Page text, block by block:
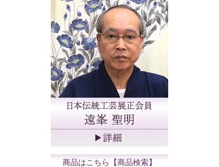
商品はこちら【商品検索】